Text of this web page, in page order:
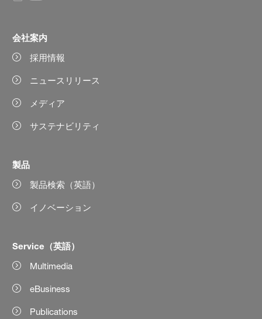
会社案内
採用情報
ニュースリリース
メディア
サステナビリティ
製品
製品検索（英語）
イノベーション
Service（英語）
Multimedia
eBusiness
Publications